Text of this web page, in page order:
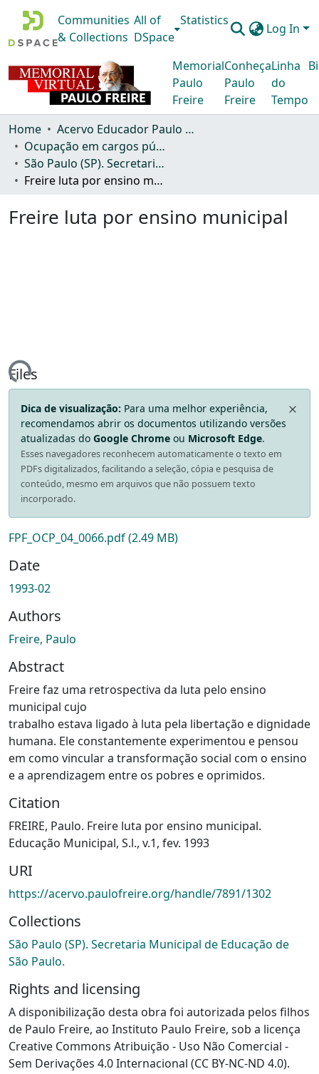
Communities
& Collections
All of
DSpace
Statistics
Log In
Memorial
Paulo
Freire
Conheça
Paulo
Freire
Linha
do
Tempo
Home
Acervo Educador Paulo Freire
Ocupação em cargos públicos, políticos e outros (OCP)
São Paulo (SP). Secretaria Municipal de Educação de São Paulo.
Freire luta por ensino municipal
Freire luta por ensino municipal
Files
Dica de visualização: Para uma melhor experiência,
recomendamos abrir os documentos utilizando versões
atualizadas do Google Chrome ou Microsoft Edge.
Esses navegadores reconhecem automaticamente o texto em
PDFs digitalizados, facilitando a seleção, cópia e pesquisa de
conteúdo, mesmo em arquivos que não possuem texto
incorporado.
FPF_OCP_04_0066.pdf(2.49 MB)
Date
1993-02
Authors
Freire, Paulo
Abstract
Freire faz uma retrospectiva da luta pelo ensino
municipal cujo
trabalho estava ligado à luta pela libertação e dignidade
humana. Ele constantemente experimentou e pensou
em como vincular a transformação social com o ensino
e a aprendizagem entre os pobres e oprimidos.
Citation
FREIRE, Paulo. Freire luta por ensino municipal.
Educação Municipal, S.l., v.1, fev. 1993
URI
https://acervo.paulofreire.org/handle/7891/1302
Collections
São Paulo (SP). Secretaria Municipal de Educação de
São Paulo.
Rights and licensing
A disponibilização desta obra foi autorizada pelos filhos
de Paulo Freire, ao Instituto Paulo Freire, sob a licença
Creative Commons Atribuição - Uso Não Comercial -
Sem Derivações 4.0 Internacional (CC BY-NC-ND 4.0).